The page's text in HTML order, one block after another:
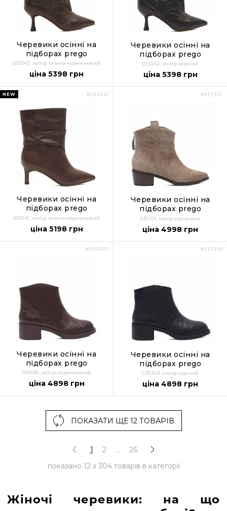
Жіночі черевики: на що
Черевики осінні на
підборах prego
035343, колір темно-коричневий
ціна 5398 грн
Черевики осінні на
підборах prego
035342, колір чорний
ціна 5398 грн
#035341
NEW
Черевики осінні на
підборах prego
035341, колір темно-коричневий
ціна 5198 грн
#035331
Черевики осінні на
підборах prego
035331, колір капучино
ціна 4998 грн
#035330
Черевики осінні на
підборах prego
035330, колір коричневий
ціна 4898 грн
#035329
Черевики осінні на
підборах prego
035329, колір чорний
ціна 4898 грн
ПОКАЗАТИ ЩЕ 12 ТОВАРІВ
1 2 ...
26
показано 12 з 304 товарів в категорії